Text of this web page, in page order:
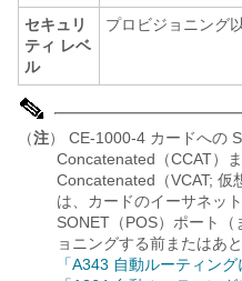
セキュリ
ティ レベ
ル
プロビジョニング
（注） CE-1000-4 カードへの
Concatenated（CCAT）
Concatenated（VCAT; 仮
は、カードのイーサネッ
SONET（POS）ポート
ョニングする前またはあ
「A343 自動ルーティン